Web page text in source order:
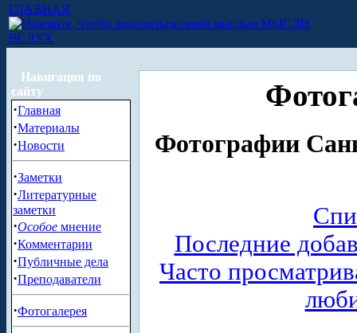
ГЛАВНАЯ
МЫСЛИ
ВСЛУХ
Навигация по
сайту
·Главная
·Материалы
·Новости
·Заметки
·Литературные
заметки
·Особое мнение
·Комментарии
·Публичные дела
·Преподаватели
·Фотогалерея
Фотографии
Последние
Часто